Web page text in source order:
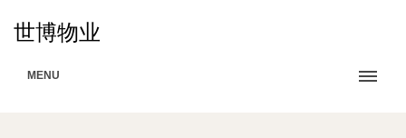
世博物业
MENU